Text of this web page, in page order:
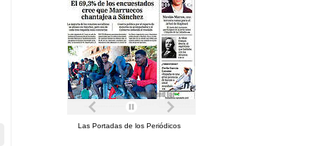
Las Portadas de los Periódicos